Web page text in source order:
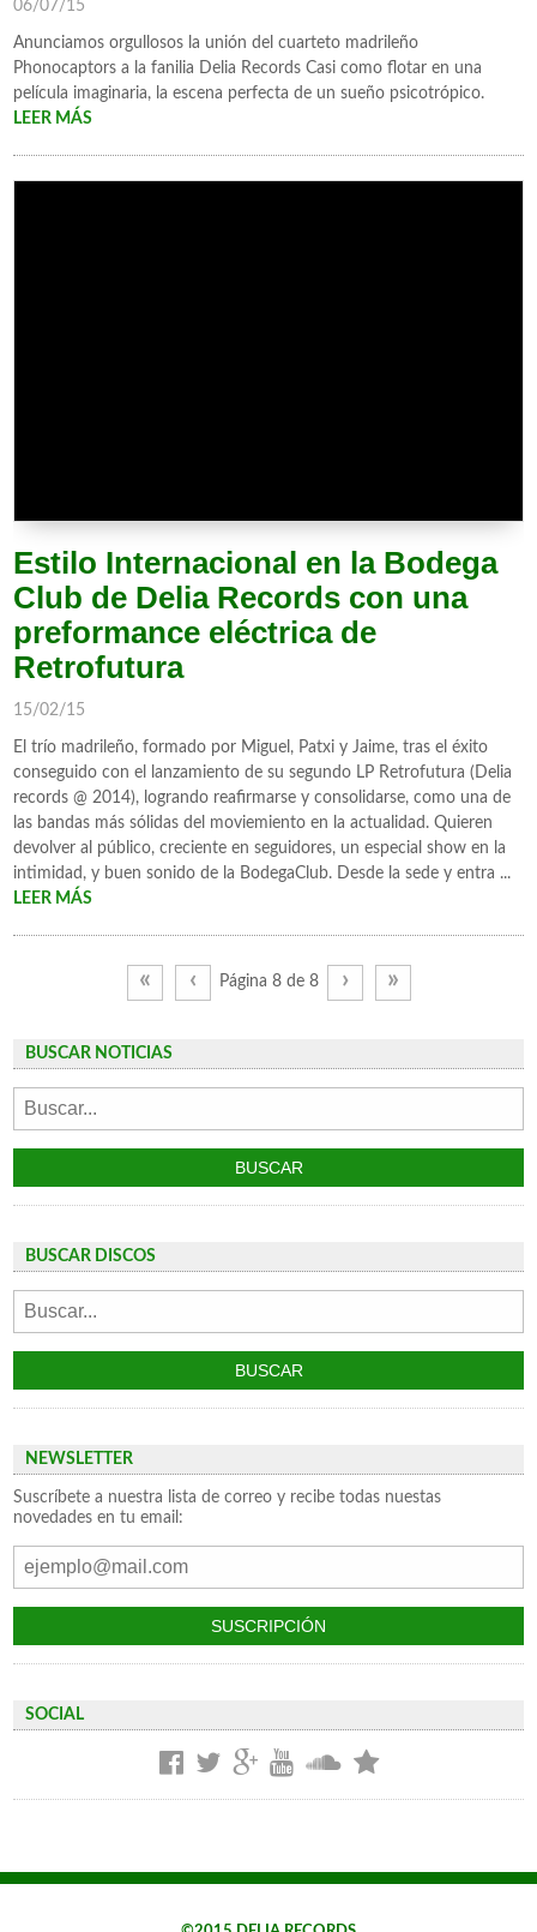
06/07/15
Anunciamos orgullosos la unión del cuarteto madrileño
Phonocaptors a la fanilia Delia Records Casi como flotar en una
película imaginaria, la escena perfecta de un sueño psicotrópico.
LEER MÁS
Estilo Internacional en la Bodega
Club de Delia Records con una
preformance eléctrica de
Retrofutura
15/02/15
El trío madrileño, formado por Miguel, Patxi y Jaime, tras el éxito
conseguido con el lanzamiento de su segundo LP Retrofutura (Delia
records @ 2014), logrando reafirmarse y consolidarse, como una de
las bandas más sólidas del moviemiento en la actualidad. Quieren
devolver al público, creciente en seguidores, un especial show en la
intimidad, y buen sonido de la BodegaClub. Desde la sede y entra ...
LEER MÁS
« ‹ Página 8 de 8 › »
BUSCAR NOTICIAS
BUSCAR DISCOS
NEWSLETTER
Suscríbete a nuestra lista de correo y recibe todas nuestas
novedades en tu email:
SOCIAL